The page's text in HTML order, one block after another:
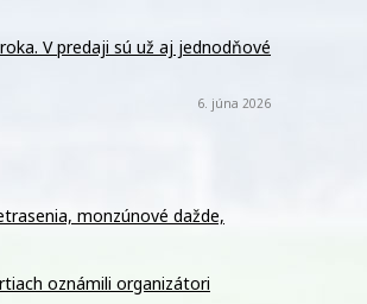
V predaji sú už aj jednodňové
6. júna 2026
monzúnové dažde,
oznámili organizátori